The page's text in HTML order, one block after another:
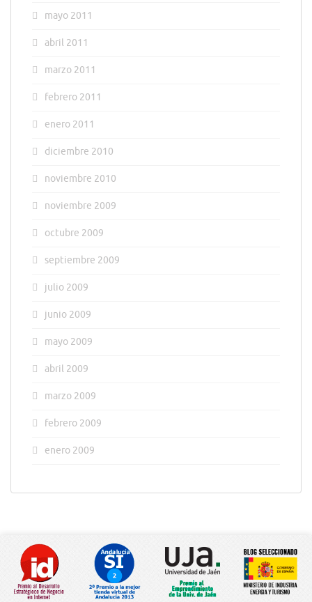
mayo 2011
abril 2011
marzo 2011
febrero 2011
enero 2011
diciembre 2010
noviembre 2010
noviembre 2009
octubre 2009
septiembre 2009
julio 2009
junio 2009
mayo 2009
abril 2009
marzo 2009
febrero 2009
enero 2009